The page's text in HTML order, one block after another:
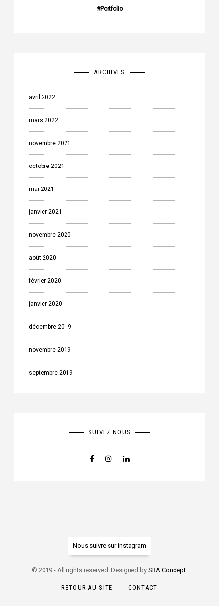
Portfolio
ARCHIVES
avril 2022
mars 2022
novembre 2021
octobre 2021
mai 2021
janvier 2021
novembre 2020
août 2020
février 2020
janvier 2020
décembre 2019
novembre 2019
septembre 2019
SUIVEZ NOUS
Nous suivre sur instagram
© 2019 - All rights reserved. Designed by SBA Concept.
RETOUR AU SITE CONTACT